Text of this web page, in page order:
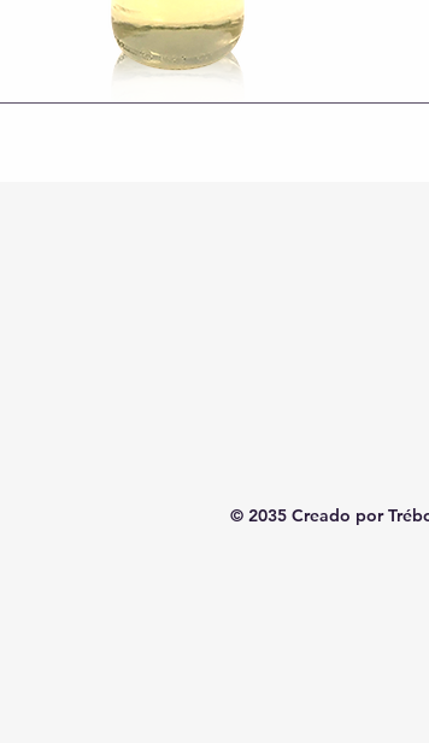
© 2035 Creado por